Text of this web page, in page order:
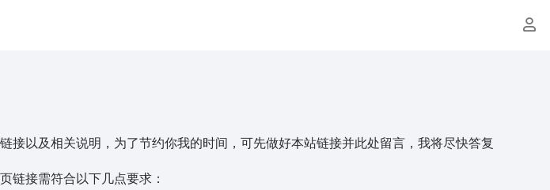
接以及相关说明，为了节约你我的时间，可先做好本站链接并此处留言，我将尽快答复
链接需符合以下几点要求：